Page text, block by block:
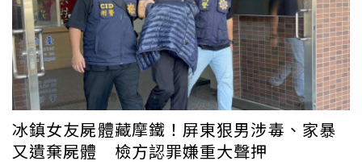
救。據了解，紀女持有重大傷病卡，自幼健康狀況不佳，長
年由母親照顧。案發當時，母親正準備載她前往宮廟問神、
拜拜，沒想到途中發生自撞事故，也因此意外揭露這起離奇
命案。高大成表示，根據現場資訊，救護車抵達時，死者身
上已出現屍斑，代表死亡時間至少已超過30分鐘。再加上死
者本身患有重大疾病，從事故現場判斷，車禍本身看起來不
像是造成死亡的主要原因。不過，真正死因仍須透過檢察官
相驗及後續檢驗才能釐清。例如，若發現雙眼瞳孔大小不一
致，可能代表死因與腦部或體內出血有關；若嘴唇出現
冰鎮女友屍體藏摩鐵！屏東狠男涉毒、家暴
又遺棄屍體 檢方認罪嫌重大聲押